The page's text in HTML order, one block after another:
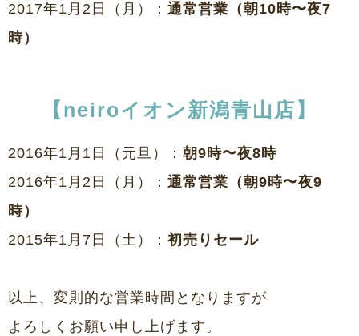
2017年1月2日（月）： 通常営業（朝10時〜夜7
時）
【neiroイオン新潟青山店】
2016年1月1日（元旦）： 朝9時〜夜8時
2016年1月2日（月）： 通常営業（朝9時〜夜9
時）
2015年1月7日（土）： 初売りセール
以上、変則的な営業時間となりますが
よろしくお願い申し上げます。